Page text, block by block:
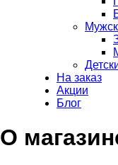
На заказ
Акции
Блог
О